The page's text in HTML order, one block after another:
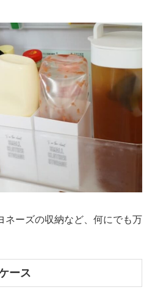
ネーズの収納など、何にでも万
ース